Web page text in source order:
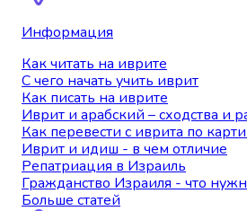
Информация
Как читать на иврите
С чего начать учить иврит
Как писать на иврите
Иврит и арабский – сходства и
Как перевести с иврита по
Иврит и идиш - в чем отличие
Репатриация в Израиль
Гражданство Израиля - что
Больше статей